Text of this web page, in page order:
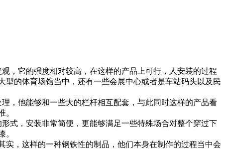
，它的强度相对较高，在这样的产品上可行，人安装的过程
的体育场馆当中，还有一些会展中心或者是车站码头以及民
理，他能够和一些大的栏杆相互配套，与此同时这样的产品看
。
式，安装非常简便，更能够满足一些特殊场合对整个穿过下
。
，这样的一种钢铁性的制品，他们本身在制作的过程当中会